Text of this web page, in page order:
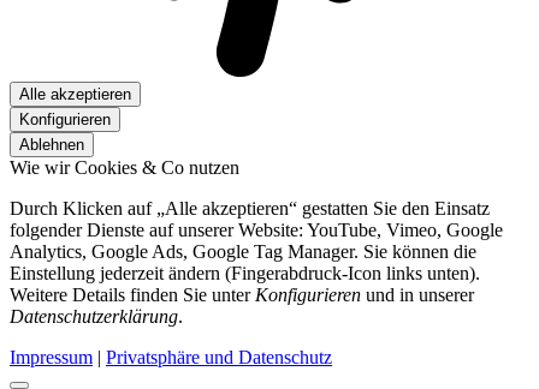
Alle akzeptieren
Konfigurieren
Ablehnen
Wie wir Cookies & Co nutzen
Durch Klicken auf „Alle akzeptieren“ gestatten Sie den Einsatz
folgender Dienste auf unserer Website: YouTube, Vimeo, Google
Analytics, Google Ads, Google Tag Manager. Sie können die
Einstellung jederzeit ändern (Fingerabdruck-Icon links unten).
Weitere Details finden Sie unter Konfigurieren und in unserer
Datenschutzerklärung.
Impressum | Privatsphäre und Datenschutz